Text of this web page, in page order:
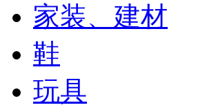
家装、建材
鞋
玩具